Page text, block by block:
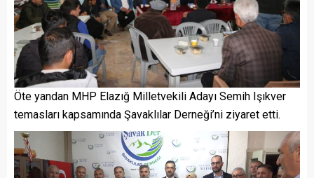
Öte yandan MHP Elazığ Milletvekili Adayı Semih Işıkver
temasları kapsamında Şavaklılar Derneği’ni ziyaret etti.